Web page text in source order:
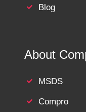
Blog
About
MSDS
Compro